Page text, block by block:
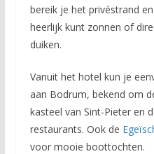
bereik je het privéstrand
heerlijk kunt zonnen of
duiken.
Vanuit het hotel kun je
aan Bodrum, bekend om
kasteel van Sint-Pieter en
restaurants. Ook de
voor mooie boottochten.